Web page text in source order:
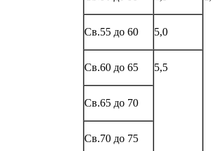
Св.55 до 60 5,0
Св.60 до 65 5,5
Св.65 до 70
Св.70 до 75